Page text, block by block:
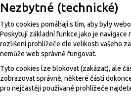
Nezbytné (technické)
Tyto cookies pomáhají s tím, aby byly
Poskytují základní funkce jako je navigace
rozlišení prohlížeče dle velikosti vašeho
nemůže web správně fungovat.
Tyto cookies lze blokovat (zakázat), ale
zobrazovat správně, některé části
pro nejčastěji používané prohlížeče